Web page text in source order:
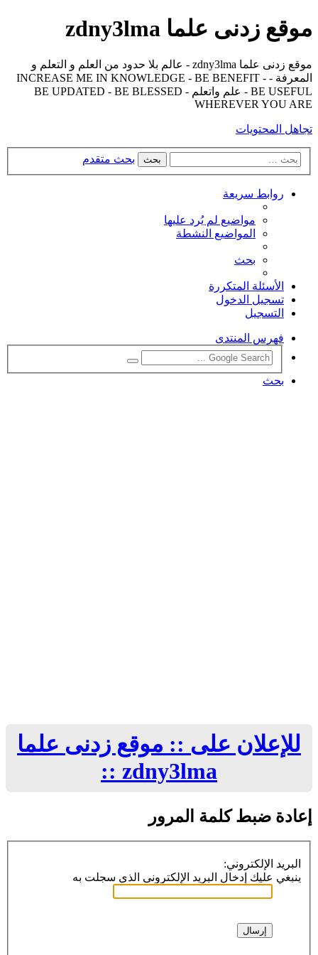
موقع زدنى علما zdny3lma
موقع زدنى علما zdny3lma - عالم بلا حدود من العلم و التعلم و
المعرفة - INCREASE ME IN KNOWLEDGE - BE BENEFIT -
BE USEFUL - علم واتعلم - BE UPDATED - BE BLESSED
WHEREVER YOU ARE
تجاهل المحتويات
بحث بحث متقدم
روابط سريعة
مواضيع لم يُرد عليها
المواضيع النشطة
بحث
الأسئلة المتكررة
تسجيل الدخول
التسجيل
فهرس المنتدى
بحث
للإعلان على :: موقع زدنى علما
zdny3lma ::
إعادة ضبط كلمة المرور
البريد الإلكتروني:
ينبغي عليك إدخال البريد الإلكتروني الذي سجلت به